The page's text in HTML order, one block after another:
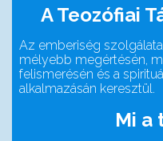
A Teozófiai
Az emberiség
mélyebb megértésén,
felismerésén és a
alkalmazásán keresztül.
Mi a